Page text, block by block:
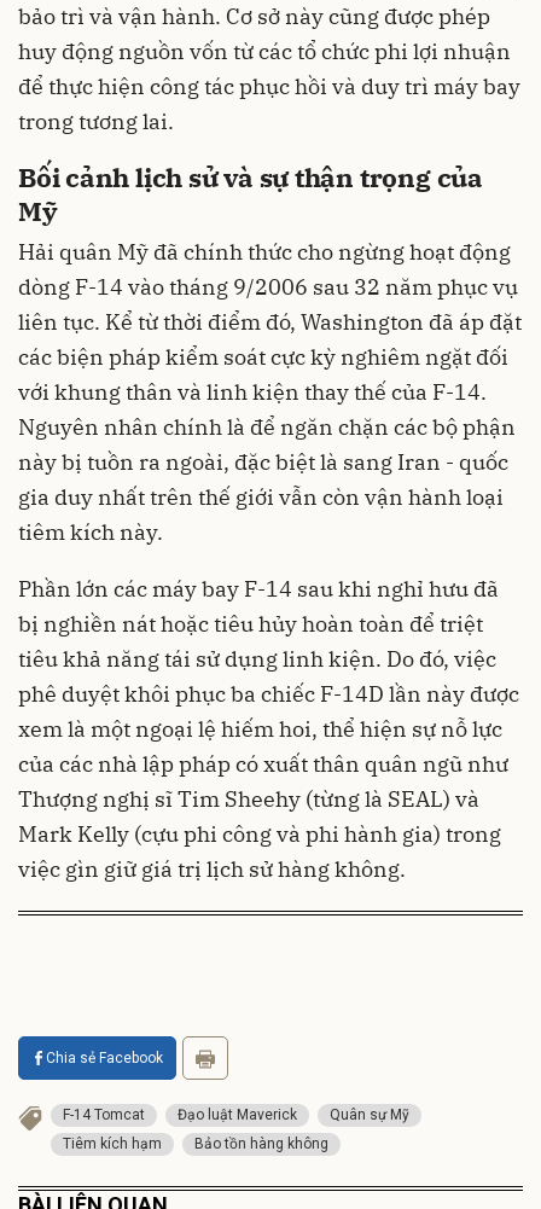
bảo trì và vận hành. Cơ sở này cũng được phép
huy động nguồn vốn từ các tổ chức phi lợi nhuận
để thực hiện công tác phục hồi và duy trì máy bay
trong tương lai.
Bối cảnh lịch sử và sự thận trọng của
Mỹ
Hải quân Mỹ đã chính thức cho ngừng hoạt động
dòng F-14 vào tháng 9/2006 sau 32 năm phục vụ
liên tục. Kể từ thời điểm đó, Washington đã áp đặt
các biện pháp kiểm soát cực kỳ nghiêm ngặt đối
với khung thân và linh kiện thay thế của F-14.
Nguyên nhân chính là để ngăn chặn các bộ phận
này bị tuồn ra ngoài, đặc biệt là sang Iran - quốc
gia duy nhất trên thế giới vẫn còn vận hành loại
tiêm kích này.
Phần lớn các máy bay F-14 sau khi nghỉ hưu đã
bị nghiền nát hoặc tiêu hủy hoàn toàn để triệt
tiêu khả năng tái sử dụng linh kiện. Do đó, việc
phê duyệt khôi phục ba chiếc F-14D lần này được
xem là một ngoại lệ hiếm hoi, thể hiện sự nỗ lực
của các nhà lập pháp có xuất thân quân ngũ như
Thượng nghị sĩ Tim Sheehy (từng là SEAL) và
Mark Kelly (cựu phi công và phi hành gia) trong
việc gìn giữ giá trị lịch sử hàng không.
Chia sẻ Facebook
F-14 Tomcat Đạo luật Maverick
Quân sự Mỹ
Tiêm kích hạm
Bảo tồn hàng không